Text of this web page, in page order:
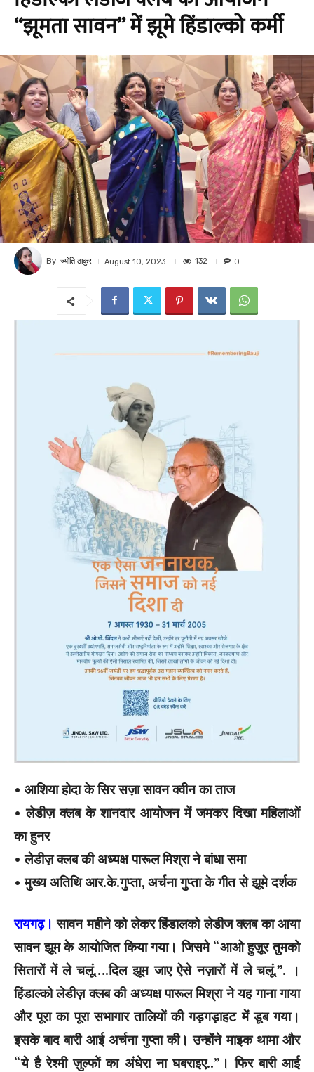
“झूमता सावन” में झूमे हिंडाल्को कर्मी
By ज्योति ठाकुर August 10, 2023 132 0
• आशिया होदा के सिर सज़ा सावन क्वीन का ताज
• लेडीज़ क्लब के शानदार आयोजन में जमकर दिखा महिलाओं
का हुनर
• लेडीज़ क्लब की अध्यक्ष पारूल मिश्रा ने बांधा समा
• मुख्य अतिथि आर.के.गुप्ता, अर्चना गुप्ता के गीत से झूमे दर्शक
रायगढ़। सावन महीने को लेकर हिंडालको लेडीज क्लब का आया
सावन झूम के आयोजित किया गया। जिसमे “आओ हुज़ूर तुमको
सितारों में ले चलूं….दिल झूम जाए ऐसे नज़ारों में ले चलूं.”. ।
हिंडाल्को लेडीज़ क्लब की अध्यक्ष पारूल मिश्रा ने यह गाना गाया
और पूरा का पूरा सभागार तालियों की गड़गड़ाहट में डूब गया।
इसके बाद बारी आई अर्चना गुप्ता की। उन्होंने माइक थामा और
“ये है रेश्मी ज़ुल्फों का अंधेरा ना घबराइए..”। फिर बारी आई